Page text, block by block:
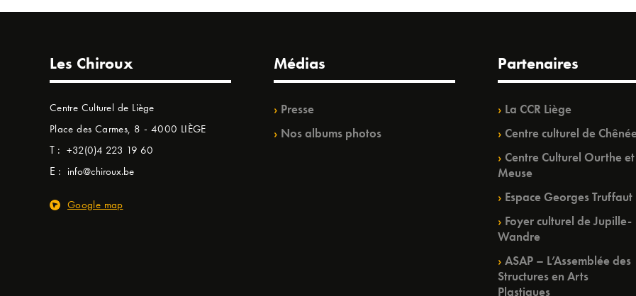
Les Chiroux
Centre Culturel de Liège
Place des Carmes, 8 - 4000 LIÈGE
T : +32(0)4 223 19 60
E : info@chiroux.be
Google map
Médias
Presse
Nos albums photos
Partenaires
La CCR Liège
Centre culturel de
Centre Culturel Ourthe et
Meuse
Espace Georges Truffaut
Foyer culturel de Jupille-
Wandre
ASAP – L’Assemblée des
Structures en Arts
Plastiques